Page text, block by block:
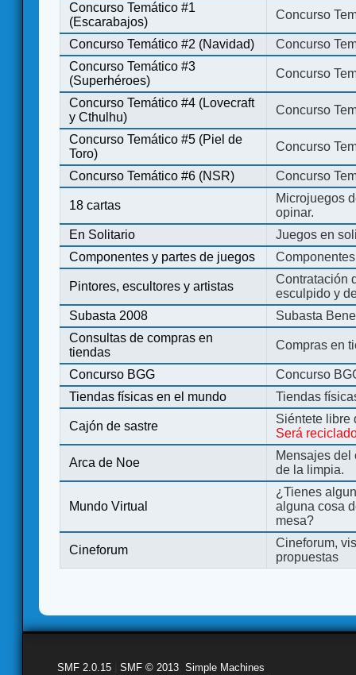
Concurso Temático #1
(Escarabajos)
Concurso
Concurso Temático #2 (Navidad)
Concurso
Concurso Temático #3
(Superhéroes)
Concurso
Concurso Temático #4 (Lovecraft
y Cthulhu)
Concurso
Concurso Temático #5 (Piel de
Toro)
Concurso
Concurso Temático #6 (NSR) Concurso
18 cartas
Microjuegos
opinar.
En Solitario
Juegos en
Componentes y partes de juegos
Pintores, escultores y artistas
Contratación
esculpido y
Subasta 2008
Subasta
Consultas de compras en
tiendas
Compras en
Concurso BGG
Concurso
Tiendas físicas en el mundo
Tiendas
Cajón de sastre
Siéntete libre
Será
Arca de Noe
Mensajes del
de la limpia.
Mundo Virtual
¿Tienes
alguna cosa
mesa?
Cineforum
Cineforum,
propuestas
SMF 2.0.15 SMF © 2013 Simple Machines